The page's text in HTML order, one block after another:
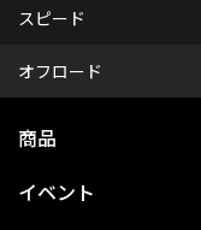
スピード
オフロード
商品
イベント